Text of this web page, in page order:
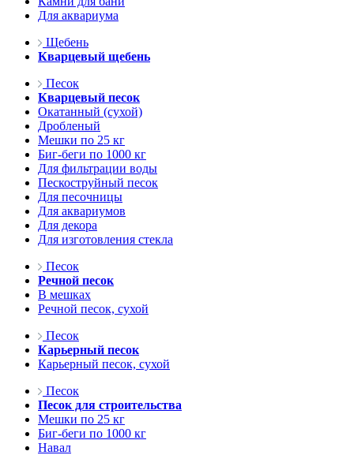
Для аквариума
Щебень
Кварцевый щебень
Песок
Кварцевый песок
Окатанный (сухой)
Дробленый
Мешки по 25 кг
Биг-беги по 1000 кг
Для фильтрации воды
Пескоструйный песок
Для песочницы
Для аквариумов
Для декора
Для изготовления стекла
Песок
Речной песок
В мешках
Речной песок, сухой
Песок
Карьерный песок
Карьерный песок, сухой
Песок
Песок для строительства
Мешки по 25 кг
Биг-беги по 1000 кг
Навал